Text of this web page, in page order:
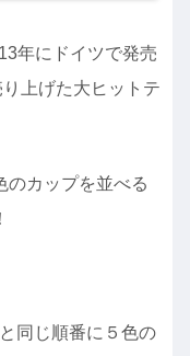
年にドイツで発売
上げた大ヒットテ
のカップを並べる
同じ順番に５色の